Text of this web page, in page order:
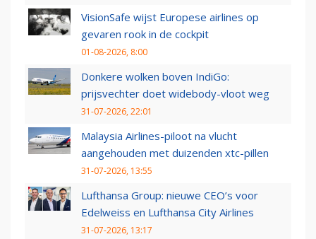
VisionSafe wijst Europese airlines op
gevaren rook in de cockpit
01-08-2026, 8:00
Donkere wolken boven IndiGo:
prijsvechter doet widebody-vloot weg
31-07-2026, 22:01
Malaysia Airlines-piloot na vlucht
aangehouden met duizenden xtc-pillen
31-07-2026, 13:55
Lufthansa Group: nieuwe CEO’s voor
Edelweiss en Lufthansa City Airlines
31-07-2026, 13:17